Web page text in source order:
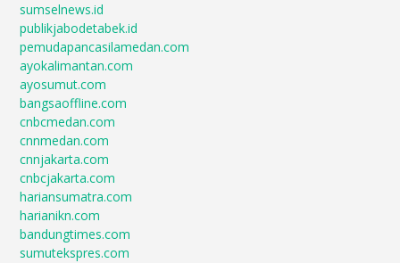
sumselnews.id
publikjabodetabek.id
pemudapancasilamedan.com
ayokalimantan.com
ayosumut.com
bangsaoffline.com
cnbcmedan.com
cnnmedan.com
cnnjakarta.com
cnbcjakarta.com
hariansumatra.com
harianikn.com
bandungtimes.com
sumutekspres.com